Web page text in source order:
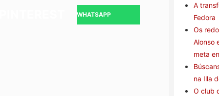
WHATSAPP
A
Fedora
Os
Alonso
meta
na Illa
O club